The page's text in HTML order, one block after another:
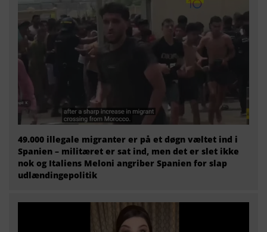
49.000 illegale migranter er på et døgn væltet ind i
Spanien – militæret er sat ind, men det er slet ikke
nok og Italiens Meloni angriber Spanien for slap
udlændingepolitik